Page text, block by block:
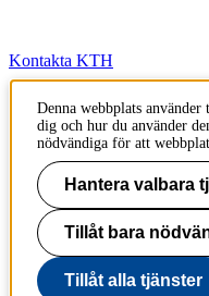
Kontakta KTH
Jobba på KTH
Press och media
Faktura och betalning KTH
Om KTH:s webbplatser
Tillgänglighetsredogörelse
Denna webbplats
dig och hur du använder
nödvändiga för att
Hantera valbara
Tillåt bara
Tillåt alla tjänster